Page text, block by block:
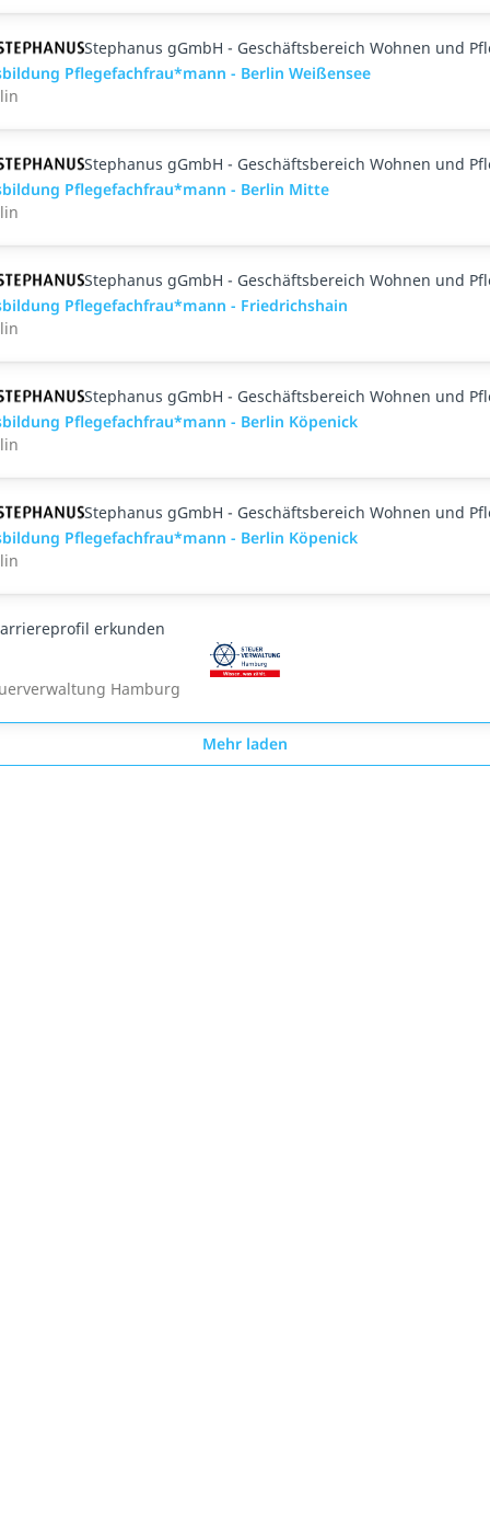
Stephanus gGmbH - Geschäftsbereich Wohnen und
Pflegefachfrau*mann - Berlin Weißensee
Stephanus gGmbH - Geschäftsbereich Wohnen und
Pflegefachfrau*mann - Berlin Mitte
Stephanus gGmbH - Geschäftsbereich Wohnen und
Pflegefachfrau*mann - Friedrichshain
Stephanus gGmbH - Geschäftsbereich Wohnen und
Pflegefachfrau*mann - Berlin Köpenick
Stephanus gGmbH - Geschäftsbereich Wohnen und
Pflegefachfrau*mann - Berlin Köpenick
erkunden
Hamburg
Mehr laden